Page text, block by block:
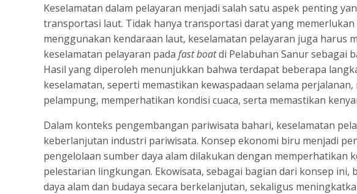
Keselamatan dalam pelayaran menjadi salah satu aspek penting
transportasi laut. Tidak hanya transportasi darat yang
menggunakan kendaraan laut, keselamatan pelayaran juga harus
keselamatan pelayaran pada fast boatdi Pelabuhan Sanur sebagai
Hasil yang diperoleh menunjukkan bahwa terdapat beberapa
keselamatan, seperti memastikan kewaspadaan selama
pelampung, memperhatikan kondisi cuaca, serta memastikan
Dalam konteks pengembangan pariwisata bahari, keselamatan
keberlanjutan industri pariwisata. Konsep ekonomi biru menjadi
pengelolaan sumber daya alam dilakukan dengan
pelestarian lingkungan. Ekowisata, sebagai bagian dari konsep
daya alam dan budaya secara berkelanjutan, sekaligus